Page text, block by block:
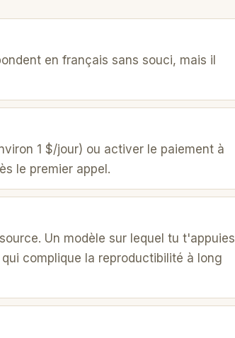
en français sans souci, mais il
1 $/jour) ou activer le paiement à
le premier appel.
Un modèle sur lequel tu t'appuies
complique la reproductibilité à long